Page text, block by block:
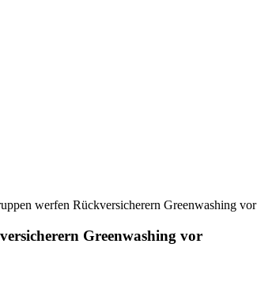
werfen Rückversicherern Greenwashing vor
Greenwashing vor